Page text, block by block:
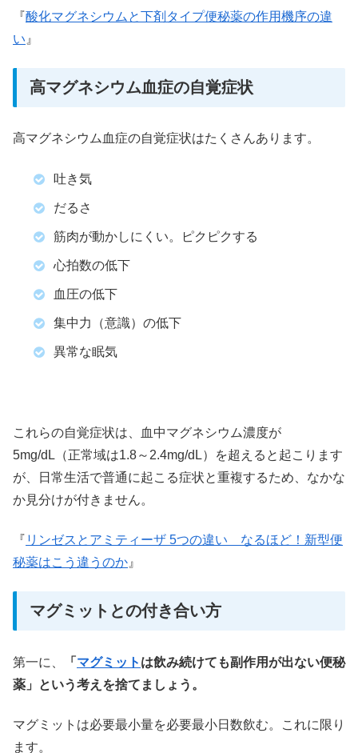
『酸化マグネシウムと下剤タイプ便秘薬の作用機序の違
い 』
高マグネシウム血症の自覚症状
高マグネシウム血症の自覚症状はたくさんあります。
吐き気
だるさ
筋肉が動かしにくい。ピクピクする
心拍数の低下
血圧の低下
集中力（意識）の低下
異常な眠気
これらの自覚症状は、血中マグネシウム濃度が
5mg/dL（正常域は1.8～2.4mg/dL）を超えると起こります
が、日常生活で普通に起こる症状と重複するため、なかな
か見分けが付きません。
『 リンゼスとアミティーザ 5つの違い なるほど！新型便
秘薬はこう違うのか 』
マグミットとの付き合い方
第一に、 「 マグミット は飲み続けても副作用が出ない便秘
薬」という考えを捨てましょう。
マグミットは必要最小量を必要最小日数飲む。これに限り
ます。